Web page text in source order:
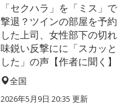
「セクハラ」を「ミス」で
撃退？ツインの部屋を予約
した上司、女性部下の切れ
味鋭い反撃にに「スカッと
した」の声【作者に聞く】
全国
2026年5月9日 20:35 更新